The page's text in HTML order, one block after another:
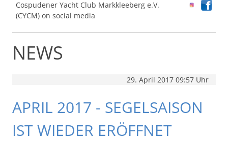
Cospudener Yacht Club Markkleeberg e.V.
(CYCM) on social media
NEWS
29. April 2017 09:57 Uhr
APRIL 2017 - SEGELSAISON
IST WIEDER ERÖFFNET